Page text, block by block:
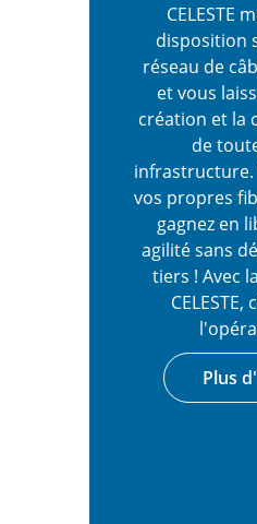
CELESTE
disposition
réseau de
et vous
création et la
de
infrastructure.
vos propres
gagnez en
agilité sans
tiers ! Avec
CELESTE,
Plus